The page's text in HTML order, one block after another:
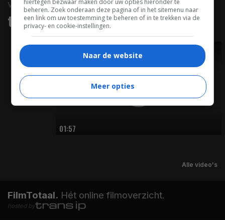
video
trailers & clips
01:57
Alle video's
FilmTotaal. Hét online filmoverzicht.
hosted by
hiertegen bezwaar maken door uw opties hieronder te
beheren. Zoek onderaan deze pagina of in het sitemenu naar
een link om uw toestemming te beheren of in te trekken via de
privacy- en cookie-instellingen.
Naar de website
Meer opties